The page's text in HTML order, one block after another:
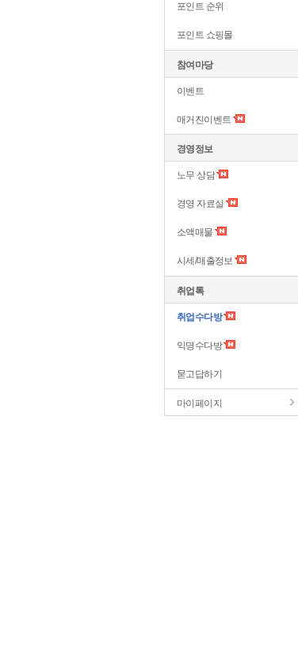
포인트 순위
포인트 쇼핑몰
참여마당
이벤트
매거진이벤트
경영정보
노무 상담
경영 자료실
소액매물
시세/매출정보
취업톡
취업수다방
익명수다방
묻고답하기
마이페이지